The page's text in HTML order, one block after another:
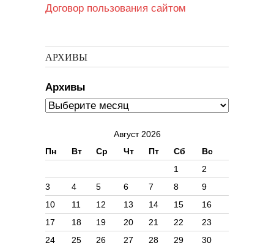
Договор пользования сайтом
АРХИВЫ
Архивы
Август 2026
Пн
Вт Ср Чт Пт Сб Вс
1
2
3
4 5 6 7 8
9
10
11 12 13 14 15
16
17
18 19 20 21 22
23
24
25 26 27 28 29
30